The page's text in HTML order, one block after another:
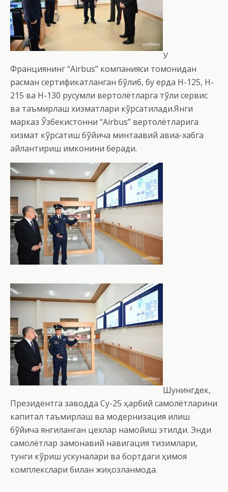
У
Франциянинг “Airbus” компанияси томонидан
расман сертификатланган бўлиб, бу ерда H-125, H-
215 ва H-130 русумли вертолётларга тўлиқ сервис
ва таъмирлаш хизматлари кўрсатилади.Янги
марказ Ўзбекистонни “Airbus” вертолётларига
хизмат кўрсатиш бўйича минтақавий авиа-хабга
айлантириш имконини беради.
Шунингдек,
Президентга заводда Су-25 ҳарбий самолётларини
капитал таъмирлаш ва модернизация қилиш
бўйича янгиланган цехлар намойиш этилди. Энди
самолётлар замонавий навигация тизимлари,
тунги кўриш ускуналари ва бортдаги ҳимоя
комплекслари билан жиҳозланмоқда.